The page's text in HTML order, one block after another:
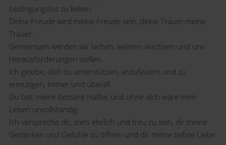
bedingungslos zu lieben.
Deine Freude wird meine Freude sein, deine Trauer meine
Trauer.
Gemeinsam werden wir lachen, weinen, wachsen und uns
Herausforderungen stellen.
Ich gelobe, dich zu unterstützen, anzufeuern und zu
ermutigen, immer und überall.
Du bist meine bessere Hälfte, und ohne dich wäre mein
Leben unvollständig.
Ich verspreche dir, stets ehrlich und treu zu sein, dir meine
Gedanken und Gefühle zu öffnen und dir meine tiefste Liebe